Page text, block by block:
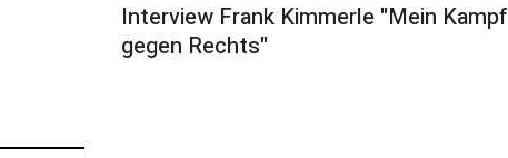
Interview Frank Kimmerle "Mein Kampf
gegen Rechts"